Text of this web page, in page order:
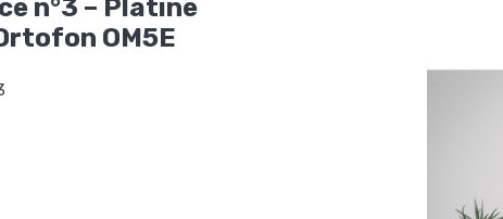
n°3 – Platine
OM5E